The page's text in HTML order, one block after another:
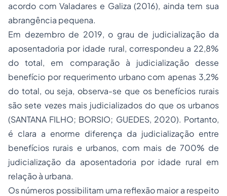
acordo com Valadares e Galiza (2016), ainda tem sua
abrangência pequena.
Em dezembro de 2019, o grau de judicialização da
aposentadoria por idade rural, correspondeu a 22,8%
do total, em comparação à judicialização desse
benefício por requerimento urbano com apenas 3,2%
do total, ou seja, observa-se que os benefícios rurais
são sete vezes mais judicializados do que os urbanos
(SANTANA FILHO; BORSIO; GUEDES, 2020). Portanto,
é clara a enorme diferença da judicialização entre
benefícios rurais e urbanos, com mais de 700% de
judicialização da aposentadoria por idade rural em
relação à urbana.
Os números possibilitam uma reflexão maior a respeito